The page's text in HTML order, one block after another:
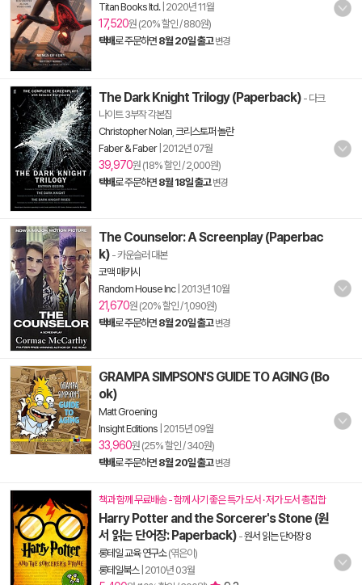
Titan Books ltd.| 2020년 11월
17,520원 (20% 할인 / 880원)
택배로 주문하면 8월 20일 출고 변경
The Dark Knight Trilogy (Paperback) - 다크
나이트 3부작 각본집
Christopher Nolan 크리스토퍼 놀란
Faber & Faber| 2012년 07월
39,970원 (18% 할인 / 2,000원)
택배로 주문하면 8월 18일 출고 변경
The Counselor: A Screenplay (Paperbac
k) - 카운슬러 대본
코맥 매카시
Random House Inc| 2013년 10월
21,670원 (20% 할인 / 1,090원)
택배로 주문하면 8월 20일 출고 변경
GRAMPA SIMPSON'S GUIDE TO AGING (Bo
ok)
Matt Groening
Insight Editions 2015년 09월
33,960원 (25% 할인 / 340원)
택배로 주문하면 8월 20일 출고 변경
책과 함께 무료배송 - 함께 사기 좋은 특가 도서 · 저가 도서 총집합
Harry Potter and the Sorcerer's Stone (원
서 읽는 단어장: Paperback) -원서 읽는 단어장 8
롱테일 교육 연구소(엮은이)
롱테일북스| 2010년 03월